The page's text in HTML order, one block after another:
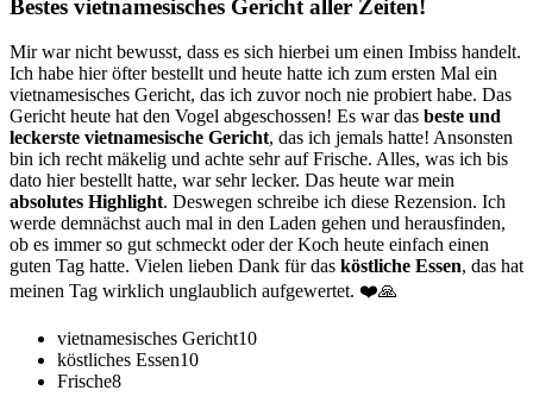
Bestes vietnamesisches Gericht aller Zeiten!
Mir war nicht bewusst, dass es sich hierbei um einen Imbiss handelt.
Ich habe hier öfter bestellt und heute hatte ich zum ersten Mal ein
vietnamesisches Gericht, das ich zuvor noch nie probiert habe. Das
Gericht heute hat den Vogel abgeschossen! Es war das beste und
leckerste vietnamesische Gericht, das ich jemals hatte! Ansonsten
bin ich recht mäkelig und achte sehr auf Frische. Alles, was ich bis
dato hier bestellt hatte, war sehr lecker. Das heute war mein
absolutes Highlight. Deswegen schreibe ich diese Rezension. Ich
werde demnächst auch mal in den Laden gehen und herausfinden,
ob es immer so gut schmeckt oder der Koch heute einfach einen
guten Tag hatte. Vielen lieben Dank für das köstliche Essen, das hat
meinen Tag wirklich unglaublich aufgewertet. ❤️🙏
vietnamesisches Gericht10
köstliches Essen10
Frische8